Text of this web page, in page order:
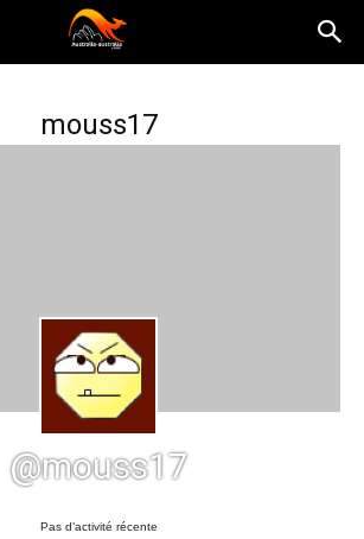
mouss17
@mouss17
Pas d’activité récente